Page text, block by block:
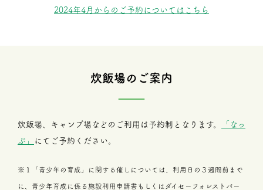
2024年4月からのご予約についてはこちら
炊飯場のご案内
炊飯場、キャンプ場などのご利用は予約制となります。
「なっ
ぷ」
にてご予約ください。
※１「青少年の育成」に関する催しについては、利用日の３週間前まで
に、青少年育成に係る施設利用申請書もしくはダイセーフォレストパー